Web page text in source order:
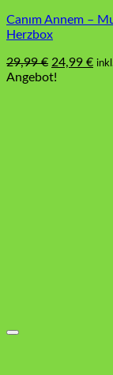
Canım Annem –
Herzbox
29,99€
Preis
24,99 €
Angebot!